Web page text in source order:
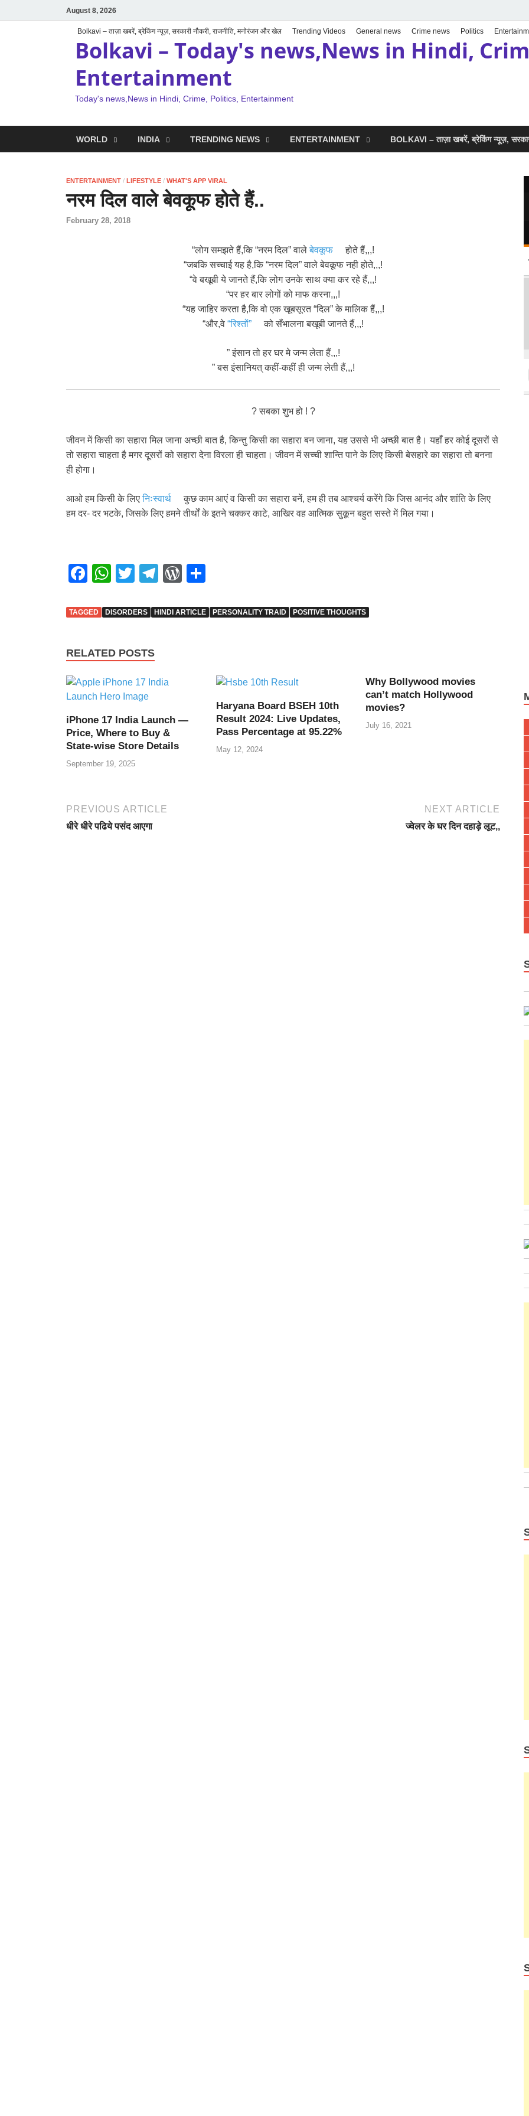
August 8, 2026
Bolkavi – ताज़ा खबरें, ब्रेकिंग न्यूज़, सरकारी नौकरी, राजनीति, मनोरंजन और खेल Trending Videos General news Crime news Politics
Bolkavi – Today's news,News in Hindi,
Entertainment
Today's news,News in Hindi, Crime, Politics, Entertainment
WORLD INDIA TRENDING NEWS ENTERTAINMENT BOLKAVI – ताज़ा खबरें, ब्रेकिंग न्यूज़,
ENTERTAINMENT / LIFESTYLE / WHAT'S APP VIRAL
नरम दिल वाले बेवकूफ होते हैं..
February 28, 2018
“लोग समझते हैं,कि “नरम दिल” वालेबेवकूफ
होते हैं,,,!
“जबकि सच्चाई यह है,कि “नरम दिल” वाले बेवकूफ नही होते,,,!
“वे बखूबी ये जानते हैं,कि लोग उनके साथ क्या कर रहे हैं,,,!
“पर हर बार लोगों को माफ करना,,,!
“यह जाहिर करता है,कि वो एक खूबसूरत “दिल” के मालिक हैं,,,!
“और,वे “रिश्तों” को सँभालना बखूबी जानते हैं,,,!
” इंसान तो हर घर मे जन्म लेता हैं,,,!
” बस इंसानियत् कहीं-कहीं ही जन्म लेती हैं,,,!
? सबका शुभ हो ! ?
जीवन में किसी का सहारा मिल जाना अच्छी बात है, किन्तु किसी का सहारा बन जाना, यह उससे भी अच्छी बात है। यहाँ हर कोई दूसरों से
तो सहारा चाहता है मगर दूसरों को सहारा देना विरला ही चाहता। जीवन में सच्ची शान्ति पाने के लिए किसी बेसहारे का सहारा तो बनना
ही होगा।
आओ हम किसी के लिएनिःस्वार्थ
कुछ काम आएं व किसी का सहारा बनें, हम ही तब आश्चर्य करेंगे कि जिस आनंद और शांति के लिए
हम दर- दर भटके, जिसके लिए हमने तीर्थों के इतने चक्कर काटे, आखिर वह आत्मिक सुकून बहुत सस्ते में मिल गया।
F
c
b
o
o
k
W
at
A
p
p
T
tt
T
e
W
d
ar
TAGGED DISORDERS HINDI ARTICLE PERSONALITY TRAID POSITIVE THOUGHTS
RELATED POSTS
iPhone 17 India Launch —
Price, Where to Buy &
State-wise Store Details
September 19, 2025
Haryana Board BSEH 10th
Result 2024: Live Updates,
Pass Percentage at 95.22%
May 12, 2024
Why Bollywood movies
can’t match Hollywood
movies?
July 16, 2021
PREVIOUS ARTICLE
धीरे धीरे पढिये पसंद आएगा
NEXT ARTICLE
ज्वेलर के घर दिन दहाड़े लूट,,